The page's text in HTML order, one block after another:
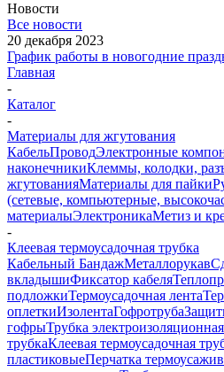
Новости
Все новости
20 декабря 2023
График работы в новогодние
Главная
-
Каталог
-
Материалы для жгутования
КабельПроводЭлектронные
наконечникиКлеммы, колодки,
жгутованияМатериалы для пайки
(сетевые, компьютерные,
материалыЭлектроникаМетиз и
-
Клеевая термоусадочная трубка
Кабельный БандажМеталлорукав
вкладышиФиксатор кабеля
подложкиТермоусадочная лента
оплеткиИзолентаГофротруба
гофрыТрубка электроизоляционная
трубкаКлеевая термоусадочная
пластиковыеПерчатка